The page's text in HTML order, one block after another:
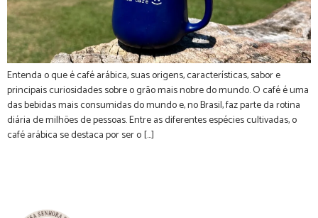
Entenda o que é café arábica, suas origens, características, sabor e
principais curiosidades sobre o grão mais nobre do mundo. O café é uma
das bebidas mais consumidas do mundo e, no Brasil, faz parte da rotina
diária de milhões de pessoas. Entre as diferentes espécies cultivadas, o
café arábica se destaca por ser o […]